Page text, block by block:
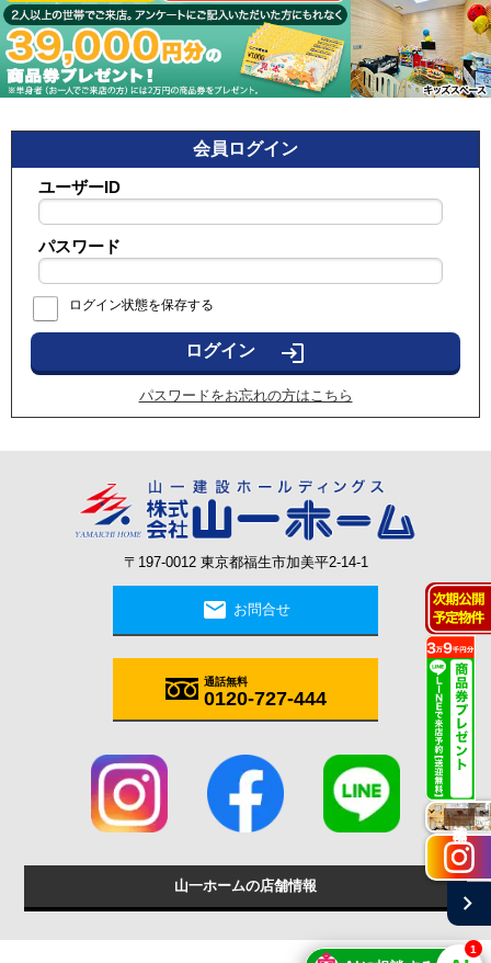
会員ログイン
ユーザーID
パスワード
ログイン状態を保存する
login
パスワードをお忘れの方はこちら
〒197-0012 東京都福生市加美平2-14-1
mail お問合せ
通話無料
0120-727-444
山一ホームの店舗情報
施工実例
chevron_right
1